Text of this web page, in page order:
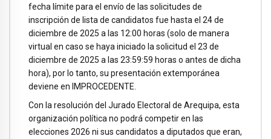
fecha límite para el envío de las solicitudes de
inscripción de lista de candidatos fue hasta el 24 de
diciembre de 2025 a las 12:00 horas (solo de manera
virtual en caso se haya iniciado la solicitud el 23 de
diciembre de 2025 a las 23:59:59 horas o antes de dicha
hora), por lo tanto, su presentación extemporánea
deviene en IMPROCEDENTE.
Con la resolución del Jurado Electoral de Arequipa, esta
organización política no podrá competir en las
elecciones 2026 ni sus candidatos a diputados que eran,